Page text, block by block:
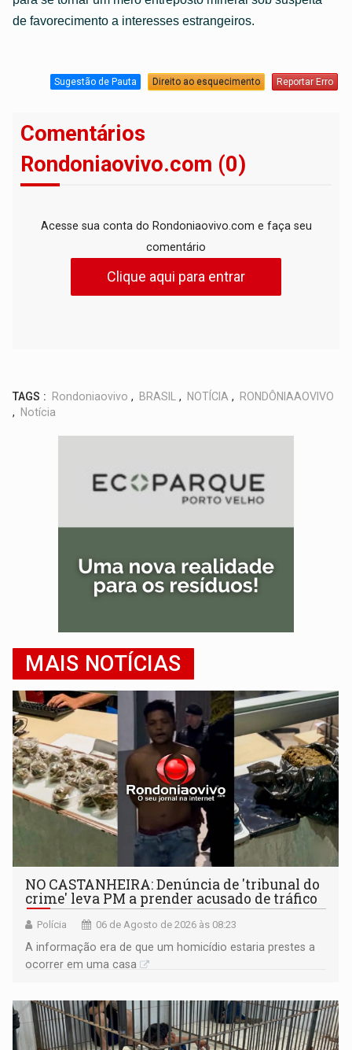
de favorecimento a interesses estrangeiros.
Sugestão de Pauta Direito ao esquecimento Reportar Erro
Comentários
Rondoniaovivo.com (0)
Acesse sua conta do Rondoniaovivo.com e faça seu
comentário
Clique aqui para entrar
TAGS : Rondoniaovivo , BRASIL , NOTÍCIA ,
RONDÔNIAAOVIVO
,
Notícia
MAIS NOTÍCIAS
NO CASTANHEIRA: ​Denúncia de 'tribunal do
crime' leva PM a prender acusado de tráfico
Polícia 06 de Agosto de 2026 às 08:23
A informação era de que um homicídio estaria prestes a
ocorrer em uma casa